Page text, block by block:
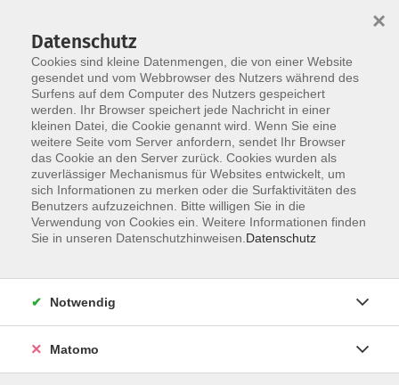
Skip to main content
You are here:
über uns unsere Kursleiter:innen
Konrad, Christoph
Zeichnen mit dem Bleistift für Anfänger:innen
Di. 16.06.2026 19:00
Straubing
Datenschutz
Cookies sind kleine Datenmengen, die von einer Website
gesendet und vom Webbrowser des Nutzers während des
Surfens auf dem Computer des Nutzers gespeichert
werden. Ihr Browser speichert jede Nachricht in einer
kleinen Datei, die Cookie genannt wird. Wenn Sie eine
weitere Seite vom Server anfordern, sendet Ihr Browser
das Cookie an den Server zurück. Cookies wurden als
zuverlässiger Mechanismus für Websites entwickelt, um
sich Informationen zu merken oder die Surfaktivitäten des
Benutzers aufzuzeichnen. Bitte willigen Sie in die
Verwendung von Cookies ein. Weitere Informationen finden
Sie in unseren Datenschutzhinweisen. Datenschutz
×
Notwendig
Matomo